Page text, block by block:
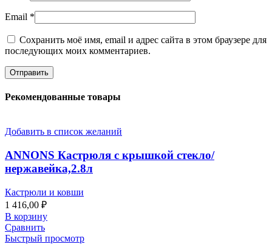
Email *
Сохранить моё имя, email и адрес сайта в этом браузере для
последующих моих комментариев.
Рекомендованные товары
Добавить в список желаний
ANNONS Кастрюля с крышкой стекло/
нержавейка,2.8л
Кастрюли и ковши
1 416,00 ₽
В корзину
Сравнить
Быстрый просмотр